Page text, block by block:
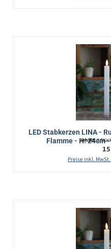
LED Stabkerzen LINA -
Flamme - H: 24cm
Inhalt:2
Preise inkl.